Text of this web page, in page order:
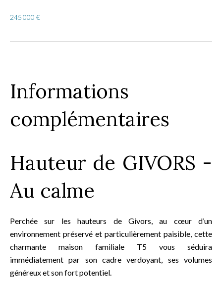
245 000 €
Informations
complémentaires
Hauteur de GIVORS -
Au calme
Perchée sur les hauteurs de Givors, au cœur d’un
environnement préservé et particulièrement paisible, cette
charmante maison familiale T5 vous séduira
immédiatement par son cadre verdoyant, ses volumes
généreux et son fort potentiel.